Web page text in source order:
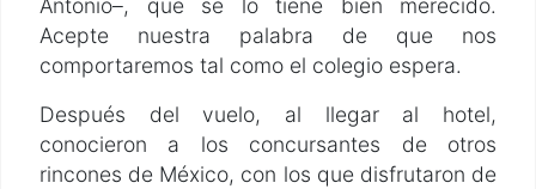
Antonio–, que se lo tiene bien merecido.
Acepte nuestra palabra de que nos
comportaremos tal como el colegio espera.
Después del vuelo, al llegar al hotel,
conocieron a los concursantes de otros
rincones de México, con los que disfrutaron de